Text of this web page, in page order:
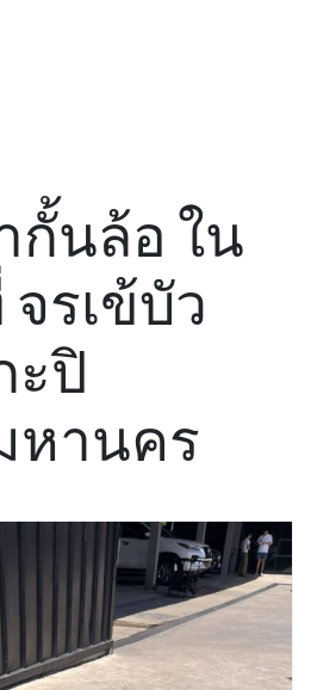
กั้นล้อ ใน
รเข้บัว
ะปิ
หานคร